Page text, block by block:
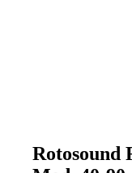
Rotosound